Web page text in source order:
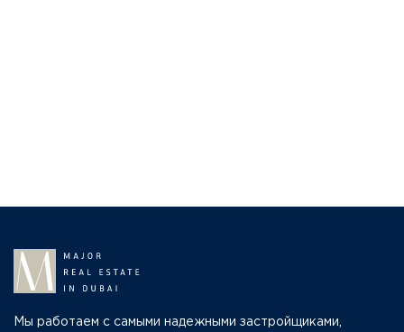
Мы работаем с самыми надежными застройщиками,